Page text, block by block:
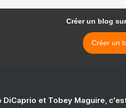
Créer un blog
Créer un
DiCaprio et Tobey Maguire,